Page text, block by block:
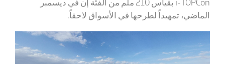
الماضي، تمهيداً لطرحها في الأسواق لاحقاً.